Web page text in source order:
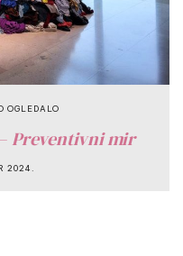
OGLEDALO
Preventivni mir
2024.